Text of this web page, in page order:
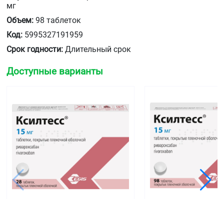
мг
Объем: 98 таблеток
Код: 5995327191959
Срок годности: Длительный срок
Доступные варианты